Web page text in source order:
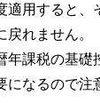
適用すると、
れません。
年課税の基礎
なるので注